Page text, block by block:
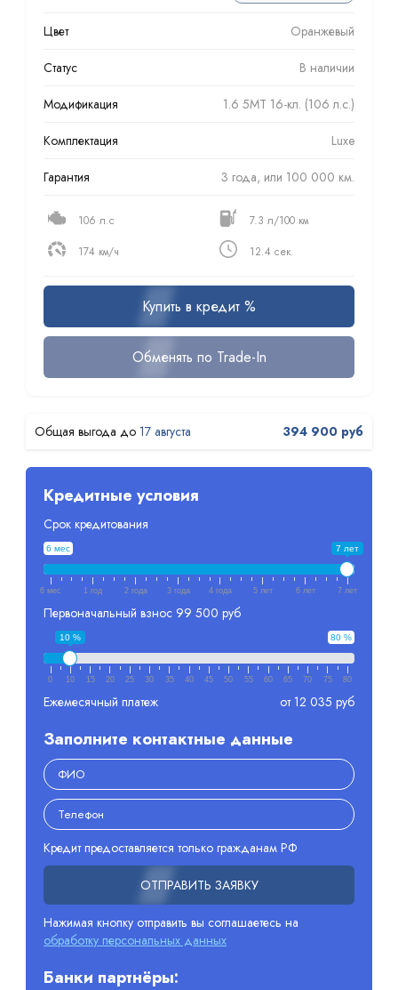
Цвет Оранжевый
Статус В наличии
Модификация 1.6 5MT 16-кл. (106 л.с.)
Комплектация Luxe
Гарантия 3 года, или 100 000 км.
106 л.с
7.3 л/100 км
174 км/ч
12.4 сек.
Купить в кредит %
Обменять по Trade-In
17 августа 394 900 руб
Кредитные условия
Срок кредитования
6 мес 7 лет
6 мес 1 год 2 года 3 года 4 года 5 лет 6 лет 7 лет
Первоначальный взнос 99 500 руб
80 %
10 %
0 10 15 20 25 30 35 40 45 50 55 60 65 70 75 80
Ежемесячный платеж от 12 035 руб
Заполните контактные данные
Кредит предоставляется только гражданам РФ
ОТПРАВИТЬ ЗАЯВКУ
Нажимая кнопку отправить вы соглашаетесь на
обработку персональных данных
Банки партнёры: